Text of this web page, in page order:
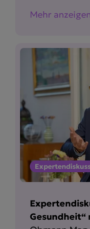
Mehr
Gesundheit“